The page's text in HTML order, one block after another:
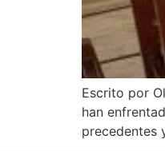
Escrito por
han
precedentes